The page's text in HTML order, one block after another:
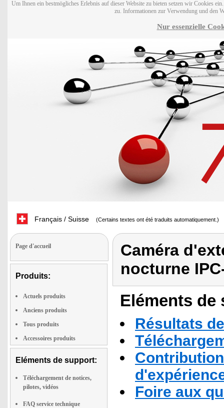
Um Ihnen ein bestmögliches Erlebnis auf dieser Website zu bieten setzen wir Cookies
zu. Informationen zur Verwendung und den
Nur essenzielle
Français / Suisse (Certains textes ont été traduits automatiquement.)
Page d'accueil
Produits:
Actuels produits
Anciens produits
Tous produits
Accessoires produits
Eléments de support:
Téléchargement de notices,
pilotes, vidéos
FAQ service technique
Caméra
nocturne
Eléments
Résultats
Foire aux